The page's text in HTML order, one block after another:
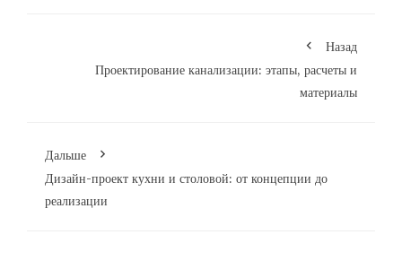
Назад
Проектирование канализации: этапы, расчеты и
материалы
Дальше
Дизайн-проект кухни и столовой: от концепции до
реализации